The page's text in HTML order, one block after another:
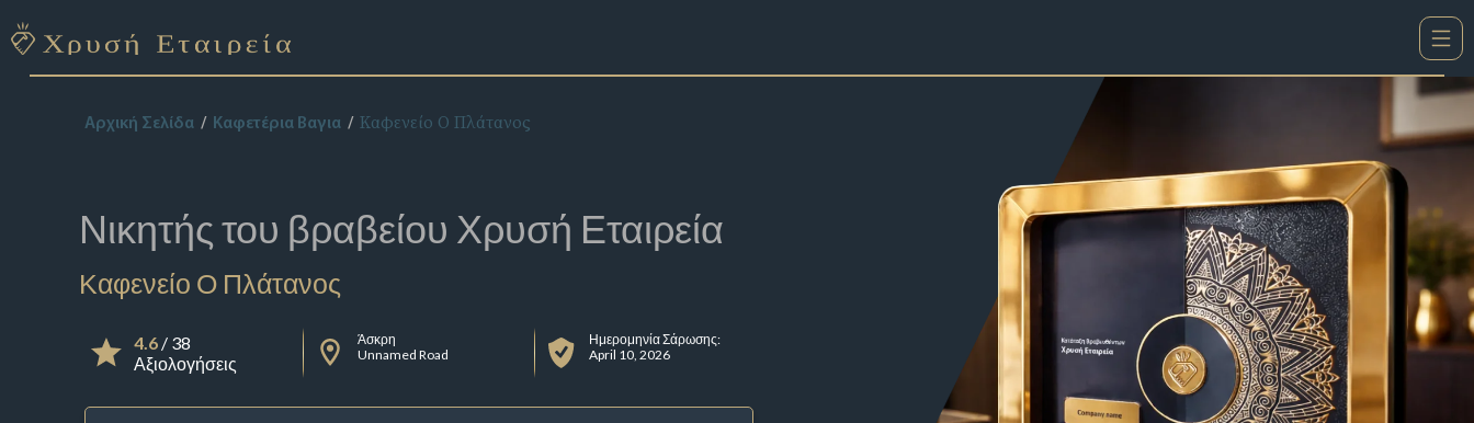
Αρχική Σελίδα Καφετέρια Βαγια Καφενείο Ο Πλάτανος
Νικητής του βραβείου Χρυσή Εταιρεία
Καφενείο Ο Πλάτανος
4.6/ 38
Αξιολογήσεις
Άσκρη
Unnamed Road
Ημερομηνία Σάρωσης:
April 10, 2026